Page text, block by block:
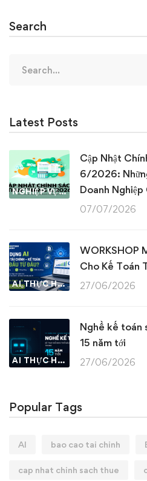
Search
for:
Latest Posts
NGHIỆP VỤ KẾ TOÁN & THUẾ
Cập Nhật
6/2026:
Doanh
07/07/2026
AI THỰC HÀNH
WORKSHOP
Cho Kế Toán
27/06/2026
AI THỰC HÀNH
Nghề kế toán
15 năm tới
27/06/2026
Popular Tags
AI bao cao tai chinh
cap nhat chinh sach thue